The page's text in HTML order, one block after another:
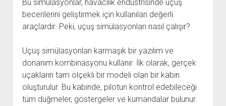
Bu simülasyonlar, havacılık endüstrisinde uçuş
becerilerini geliştirmek için kullanılan değerli
araçlardır. Peki, uçuş simülasyonları nasıl çalışır?
Uçuş simülasyonları karmaşık bir yazılım ve
donanım kombinasyonu kullanır. İlk olarak, gerçek
uçakların tam ölçekli bir modeli olan bir kabin
oluşturulur. Bu kabinde, pilotun kontrol edebileceği
tüm düğmeler, göstergeler ve kumandalar bulunur.